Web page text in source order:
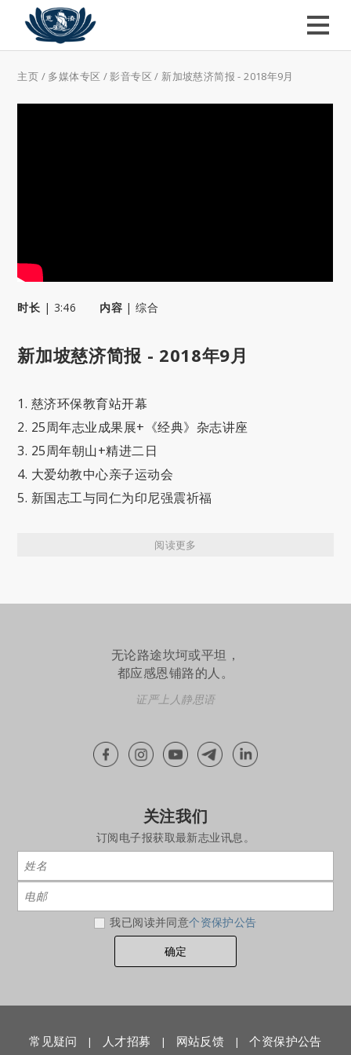
主页 / 多媒体专区 /影音专区 / 新加坡慈济简报 - 2018年9月
时长 | 3:46 内容 |综合
新加坡慈济简报 - 2018年9月
1. 慈济环保教育站开幕
2. 25周年志业成果展+《经典》杂志讲座
3. 25周年朝山+精进二日
4. 大爱幼教中心亲子运动会
5. 新国志工与同仁为印尼强震祈福
阅读更多
无论路途坎坷或平坦，
都应感恩铺路的人。
证严上人静思语
关注我们
订阅电子报获取最新志业讯息。
我已阅读并同意个资保护公告
常见疑问 | 人才招募 | 网站反馈 | 个资保护公告